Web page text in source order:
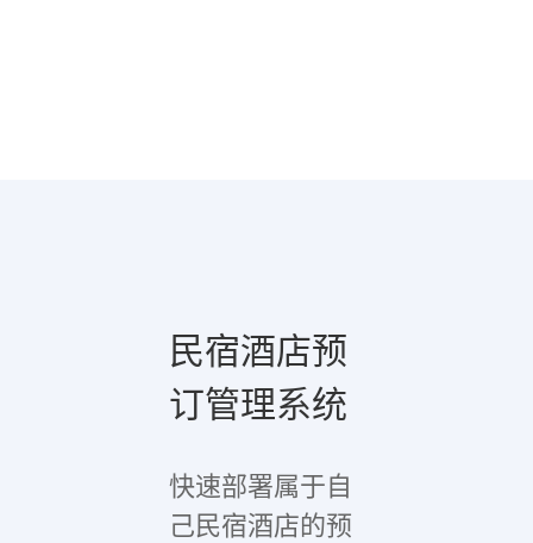
民宿酒店预
订管理系统
快速部署属于自
己民宿酒店的预